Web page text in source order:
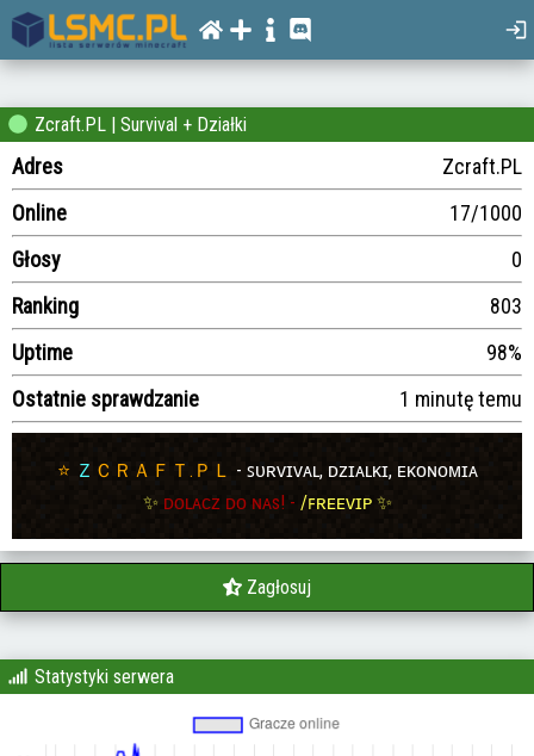
Zcraft.PL | Survival + Działki
Adres
Zcraft.PL
Online
17/1000
Głosy
0
Ranking
803
Uptime
98%
Ostatnie sprawdzanie
1 minutę temu
⭐ Ｚ ＣＲＡＦＴ.ＰＬ - ꜱᴜʀᴠɪᴠᴀʟ, ᴅᴢɪᴀʟᴋɪ, ᴇᴋᴏɴᴏᴍɪᴀ
✨ ᴅᴏʟᴀᴄᴢ ᴅᴏ ɴᴀs! - /ꜰʀᴇᴇᴠɪᴘ ✨
Zagłosuj
Statystyki serwera